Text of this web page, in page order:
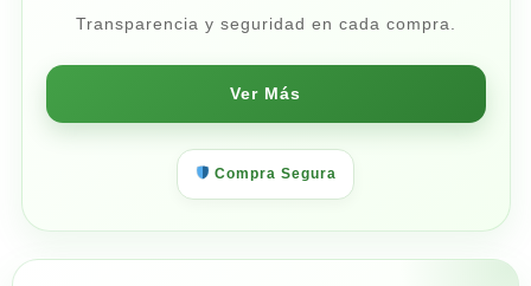
Transparencia y seguridad en cada compra.
Ver Más
Compra Segura